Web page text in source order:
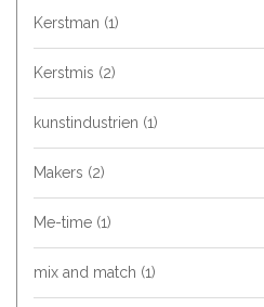
Kerstman (1)
Kerstmis (2)
kunstindustrien (1)
Makers (2)
Me-time (1)
mix and match (1)